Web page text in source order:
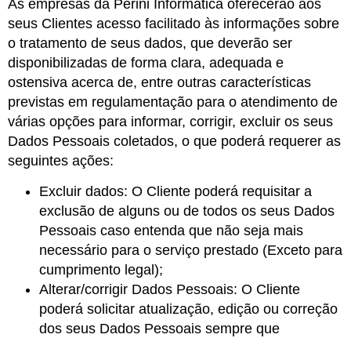
As empresas da Perini Informática oferecerão aos
seus Clientes acesso facilitado às informações sobre
o tratamento de seus dados, que deverão ser
disponibilizadas de forma clara, adequada e
ostensiva acerca de, entre outras características
previstas em regulamentação para o atendimento de
várias opções para informar, corrigir, excluir os seus
Dados Pessoais coletados, o que poderá requerer as
seguintes ações:
Excluir dados: O Cliente poderá requisitar a
exclusão de alguns ou de todos os seus Dados
Pessoais caso entenda que não seja mais
necessário para o serviço prestado (Exceto para
cumprimento legal);
Alterar/corrigir Dados Pessoais: O Cliente
poderá solicitar atualização, edição ou correção
dos seus Dados Pessoais sempre que